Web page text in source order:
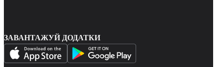
ЗАВАНТАЖУЙ ДОДАТКИ